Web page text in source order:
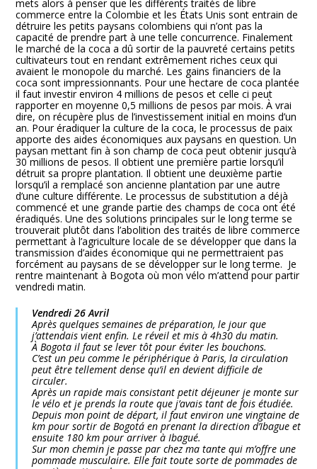
mets alors à penser que les différents traités de libre
commerce entre la Colombie et les États Unis sont entrain de
détruire les petits paysans colombiens qui n’ont pas la
capacité de prendre part à une telle concurrence. Finalement
le marché de la coca a dû sortir de la pauvreté certains petits
cultivateurs tout en rendant extrêmement riches ceux qui
avaient le monopole du marché. Les gains financiers de la
coca sont impressionnants. Pour une hectare de coca plantée
il faut investir environ 4 millions de pesos et celle ci peut
rapporter en moyenne 0,5 millions de pesos par mois. À vrai
dire, on récupère plus de l’investissement initial en moins d’un
an. Pour éradiquer la culture de la coca, le processus de paix
apporte des aides économiques aux paysans en question. Un
paysan mettant fin à son champ de coca peut obtenir jusqu’à
30 millions de pesos. Il obtient une première partie lorsqu’il
détruit sa propre plantation. Il obtient une deuxième partie
lorsqu’il a remplacé son ancienne plantation par une autre
d’une culture différente. Le processus de substitution a déjà
commencé et une grande partie des champs de coca ont été
éradiqués. Une des solutions principales sur le long terme se
trouverait plutôt dans l’abolition des traités de libre commerce
permettant à l’agriculture locale de se développer que dans la
transmission d’aides économique qui ne permettraient pas
forcément au paysans de se développer sur le long terme. Je
rentre maintenant à Bogota où mon vélo m’attend pour partir
vendredi matin.
Vendredi 26 Avril
Après quelques semaines de préparation, le jour que
j’attendais vient enfin. Le réveil et mis à 4h30 du matin.
À Bogota il faut se lever tôt pour éviter les bouchons.
C’est un peu comme le périphérique à Paris, la circulation
peut être tellement dense qu’il en devient difficile de
circuler.
Après un rapide mais consistant petit déjeuner je monte sur
le vélo et je prends la route que j’avais tant de fois étudiée.
Depuis mon point de départ, il faut environ une vingtaine de
km pour sortir de Bogotá en prenant la direction d’Ibague et
ensuite 180 km pour arriver à Ibagué.
Sur mon chemin je passe par chez ma tante qui m’offre une
pommade musculaire. Elle fait toute sorte de pommades de